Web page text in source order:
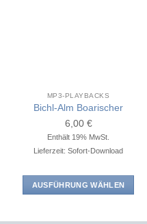
MP3-PLAYBACKS
Bichl-Alm Boarischer
6,00 €
Enthält 19% MwSt.
Lieferzeit: Sofort-Download
AUSFÜHRUNG WÄHLEN